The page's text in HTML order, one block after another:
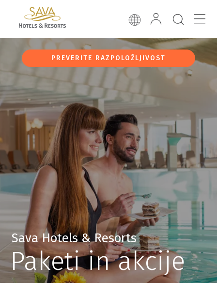
PREVERITE RAZPOLOŽLJIVOST
Sava Hotels & Resorts
Paketi in akcije